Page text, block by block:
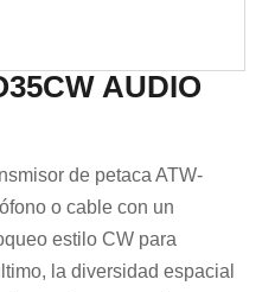
AUDIO
de petaca ATW-
o cable con un
estilo CW para
la diversidad espacial